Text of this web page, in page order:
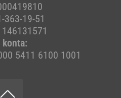
363-19-51
146131571
konta:
5411 6100 1001